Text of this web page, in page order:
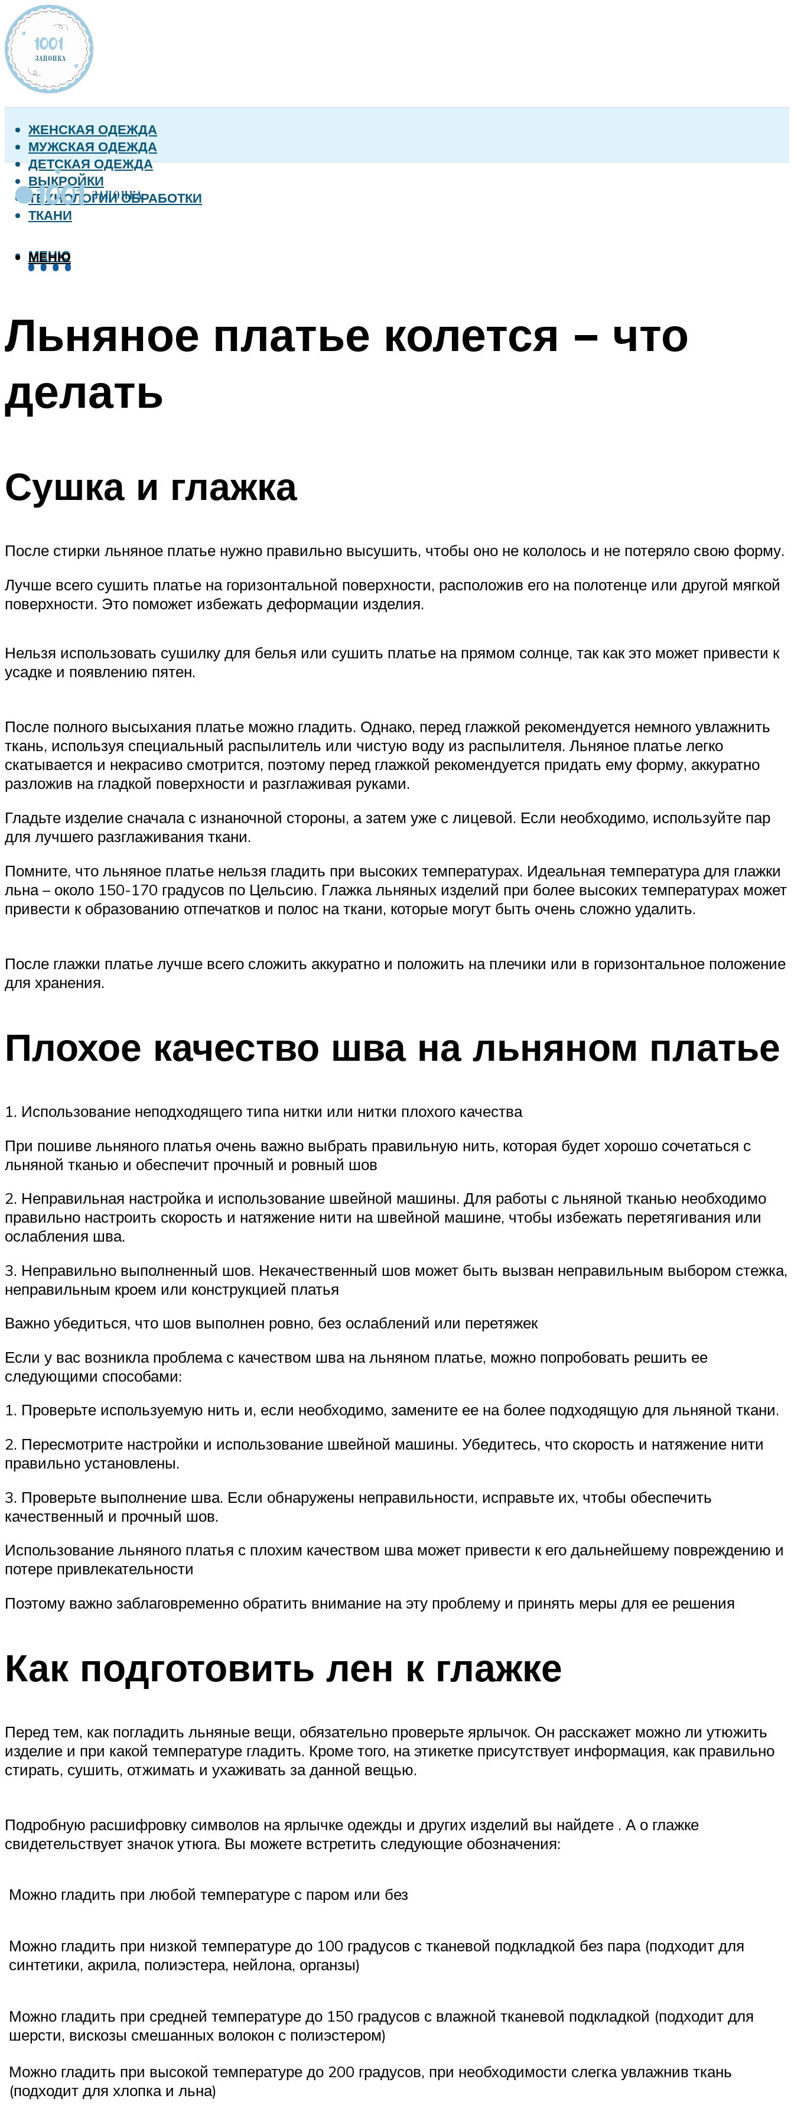
ЖЕНСКАЯ ОДЕЖДА
МУЖСКАЯ ОДЕЖДА
ДЕТСКАЯ ОДЕЖДА
ВЫКРОЙКИ
ТЕХНОЛОГИИ ОБРАБОТКИ
ТКАНИ
МЕНЮ
МЕНЮ
Льняное платье колется − что
делать
Сушка и глажка
После стирки льняное платье нужно правильно высушить, чтобы оно не кололось и не потеряло свою форму.
Лучше всего сушить платье на горизонтальной поверхности, расположив его на полотенце или другой мягкой
поверхности. Это поможет избежать деформации изделия.
Нельзя использовать сушилку для белья или сушить платье на прямом солнце, так как это может привести к
усадке и появлению пятен.
После полного высыхания платье можно гладить. Однако, перед глажкой рекомендуется немного увлажнить
ткань, используя специальный распылитель или чистую воду из распылителя. Льняное платье легко
скатывается и некрасиво смотрится, поэтому перед глажкой рекомендуется придать ему форму, аккуратно
разложив на гладкой поверхности и разглаживая руками.
Гладьте изделие сначала с изнаночной стороны, а затем уже с лицевой. Если необходимо, используйте пар
для лучшего разглаживания ткани.
Помните, что льняное платье нельзя гладить при высоких температурах. Идеальная температура для глажки
льна – около 150-170 градусов по Цельсию. Глажка льняных изделий при более высоких температурах может
привести к образованию отпечатков и полос на ткани, которые могут быть очень сложно удалить.
После глажки платье лучше всего сложить аккуратно и положить на плечики или в горизонтальное положение
для хранения.
Плохое качество шва на льняном платье
1. Использование неподходящего типа нитки или нитки плохого качества
При пошиве льняного платья очень важно выбрать правильную нить, которая будет хорошо сочетаться с
льняной тканью и обеспечит прочный и ровный шов
2. Неправильная настройка и использование швейной машины. Для работы с льняной тканью необходимо
правильно настроить скорость и натяжение нити на швейной машине, чтобы избежать перетягивания или
ослабления шва.
3. Неправильно выполненный шов. Некачественный шов может быть вызван неправильным выбором стежка,
неправильным кроем или конструкцией платья
Важно убедиться, что шов выполнен ровно, без ослаблений или перетяжек
Если у вас возникла проблема с качеством шва на льняном платье, можно попробовать решить ее
следующими способами:
1. Проверьте используемую нить и, если необходимо, замените ее на более подходящую для льняной ткани.
2. Пересмотрите настройки и использование швейной машины. Убедитесь, что скорость и натяжение нити
правильно установлены.
3. Проверьте выполнение шва. Если обнаружены неправильности, исправьте их, чтобы обеспечить
качественный и прочный шов.
Использование льняного платья с плохим качеством шва может привести к его дальнейшему повреждению и
потере привлекательности
Поэтому важно заблаговременно обратить внимание на эту проблему и принять меры для ее решения
Как подготовить лен к глажке
Перед тем, как погладить льняные вещи, обязательно проверьте ярлычок. Он расскажет можно ли утюжить
изделие и при какой температуре гладить. Кроме того, на этикетке присутствует информация, как правильно
стирать, сушить, отжимать и ухаживать за данной вещью.
Подробную расшифровку символов на ярлычке одежды и других изделий вы найдете . А о глажке
свидетельствует значок утюга. Вы можете встретить следующие обозначения:
Можно гладить при любой температуре с паром или без
Можно гладить при низкой температуре до 100 градусов с тканевой подкладкой без пара (подходит для
синтетики, акрила, полиэстера, нейлона, органзы)
Можно гладить при средней температуре до 150 градусов с влажной тканевой подкладкой (подходит для
шерсти, вискозы смешанных волокон с полиэстером)
Можно гладить при высокой температуре до 200 градусов, при необходимости слегка увлажнив ткань
(подходит для хлопка и льна)